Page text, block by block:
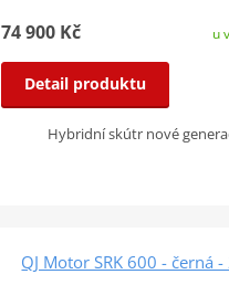
74 900 Kč
u
Detail produktu
Hybridní skútr nové
QJ Motor SRK 600 - černá